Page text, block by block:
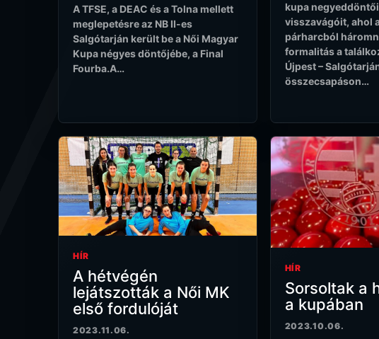
A TFSE, a DEAC és a Tolna mellett
meglepetésre az NB II-es
Salgótarján került be a Női Magyar
Kupa négyes döntőjébe, a Final
Fourba.A…
kupa
visszavágóit, ahol
párharcból
formalitás a
Újpest –
összecsapáson…
HÍR
A hétvégén
lejátszották a Női MK
első fordulóját
2023.11.06.
HÍR
Sorsoltak a
a kupában
2023.10.06.